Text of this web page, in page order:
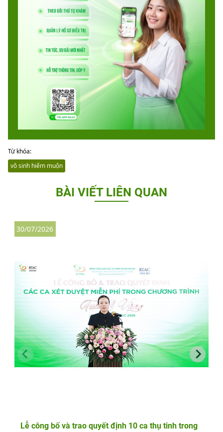
Từ khóa:
vô sinh hiếm muộn
BÀI VIẾT LIÊN QUAN
Lễ công bố và trao quyết định 10 ca thụ tinh trong
30/07/2026